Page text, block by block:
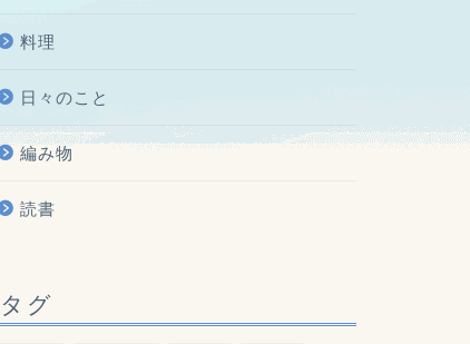
料理
日々のこと
編み物
読書
タグ